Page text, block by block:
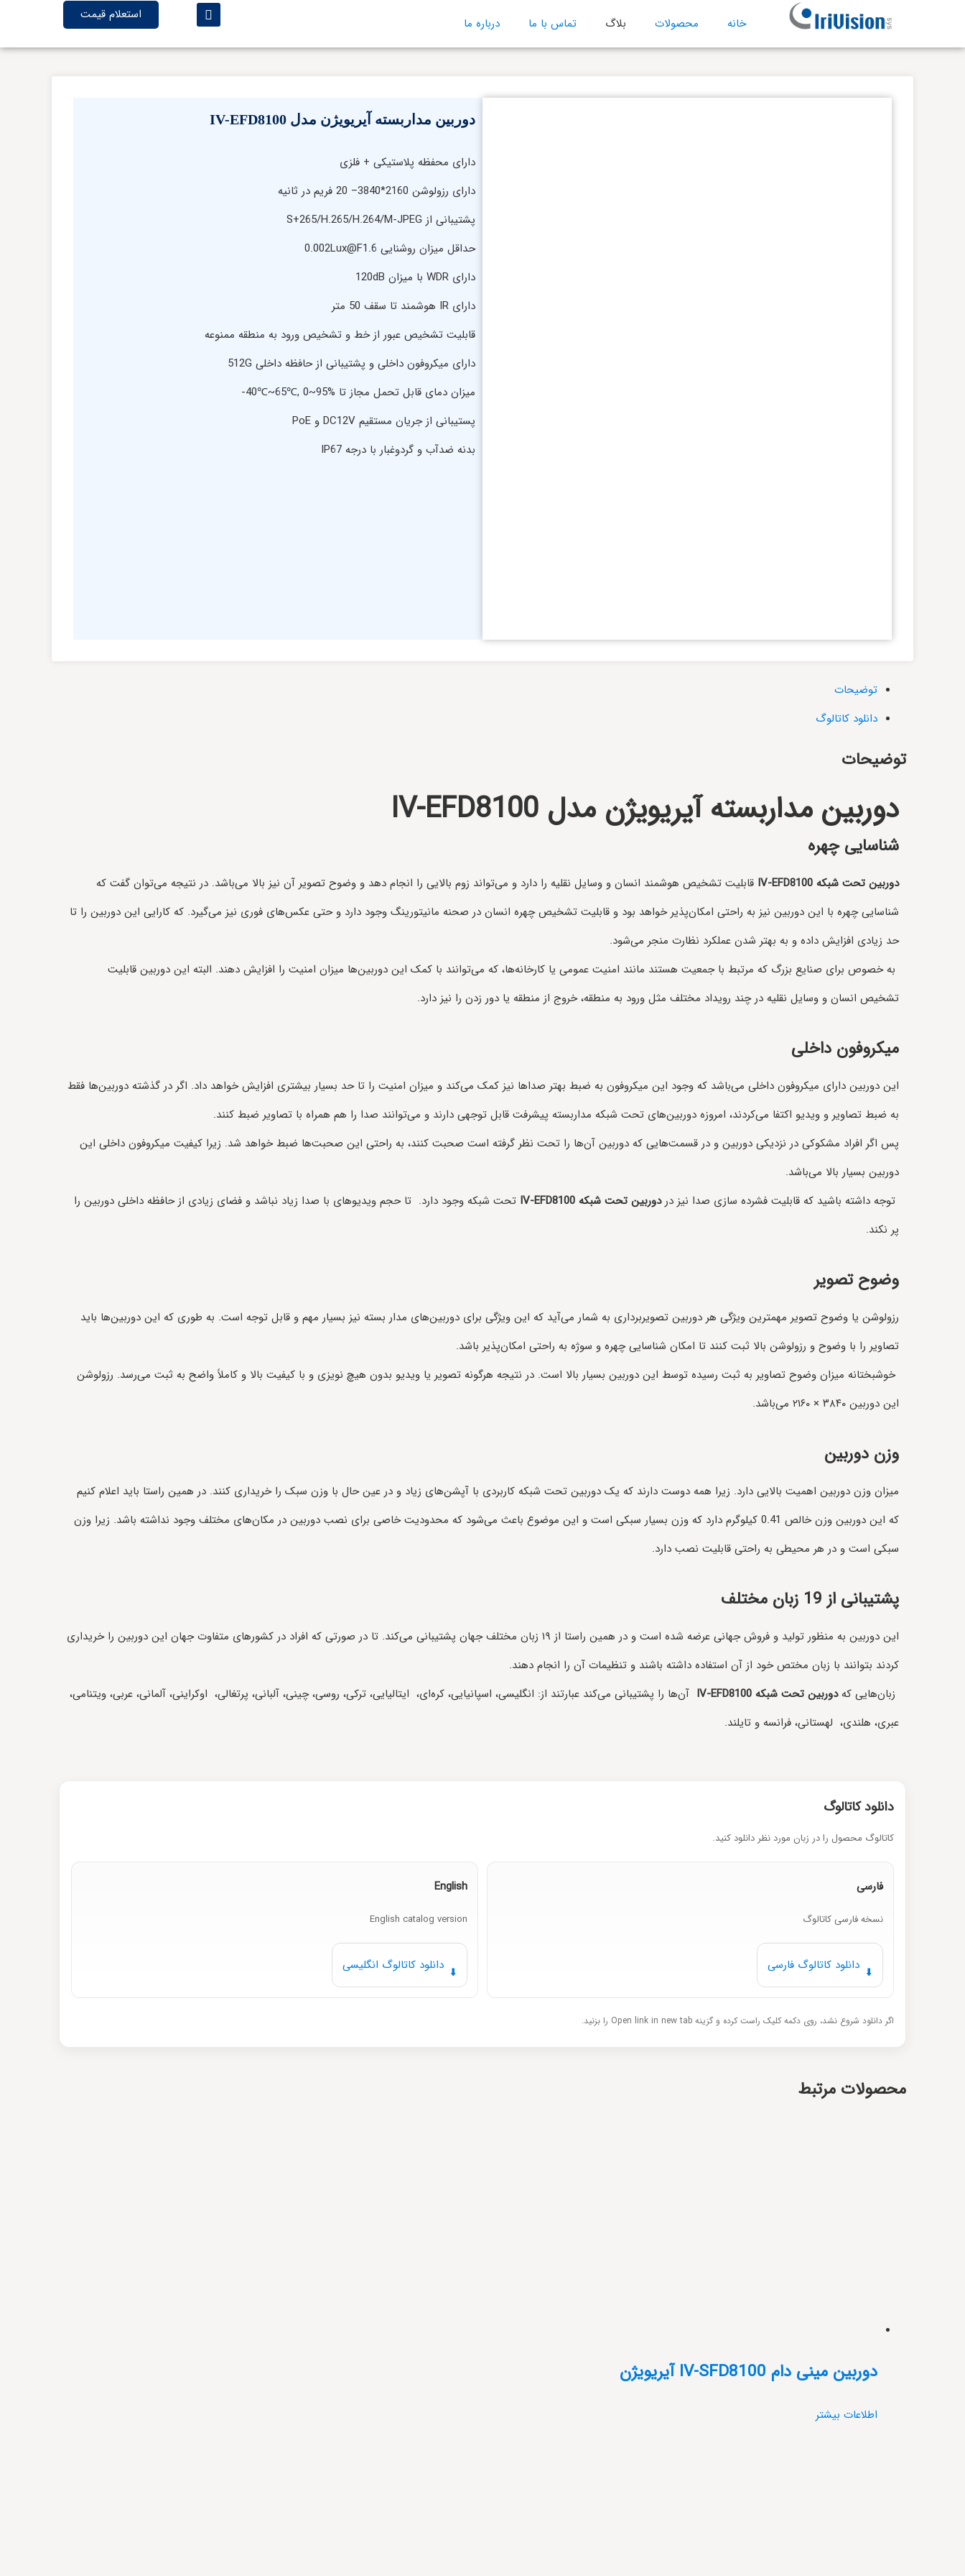
خانه محصولات بلاگ تماس با ما درباره ما
استعلام قیمت
دوربین مداربسته آیریویژن مدل IV-EFD8100
دارای محفظه پلاستیکی + فلزی
دارای رزولوشن 2160*3840– 20 فریم در ثانیه
پشتیبانی از S+265/H.265/H.264/M-JPEG
حداقل میزان روشنایی 0.002Lux@F1.6
دارای WDR با میزان 120dB
دارای IR هوشمند تا سقف 50 متر
قابلیت تشخیص عبور از خط و تشخیص ورود به منطقه ممنوعه
دارای میکروفون داخلی و پشتیبانی از حافظه داخلی 512G
-40℃~65℃, 0~95% میزان دمای قابل تحمل مجاز تا
پستیبانی از جریان مستقیم DC12V و PoE
بدنه ضدآب و گردوغبار با درجه IP67
توضیحات
دانلود کاتالوگ
توضیحات
دوربین مداربسته آیریویژن مدل IV-EFD8100
شناسایی چهره
دوربین تحت شبکه IV-EFD8100 قابلیت تشخیص هوشمند انسان و وسایل نقلیه را دارد و می‌تواند زوم بالایی را انجام دهد و وضوح تصویر آن نیز بالا می‌باشد. در نتیجه می‌توان گفت که
شناسایی چهره با این دوربین نیز به راحتی امکان‌پذیر خواهد بود و قابلیت تشخیص چهره انسان در صحنه مانیتورینگ وجود دارد و حتی عکس‌های فوری نیز می‌گیرد. که کارایی این دوربین را تا
حد زیادی افزایش داده و به بهتر شدن عملکرد نظارت منجر می‌شود.
به خصوص برای صنایع بزرگ که مرتبط با جمعیت هستند مانند امنیت عمومی یا کارخانه‌ها، که می‌توانند با کمک این دوربین‌ها میزان امنیت را افزایش دهند. البته این دوربین قابلیت
تشخیص انسان و وسایل نقلیه در چند رویداد مختلف مثل ورود به منطقه، خروج از منطقه یا دور زدن را نیز دارد.
میکروفون داخلی
این دوربین دارای میکروفون داخلی می‌باشد که وجود این میکروفون به ضبط بهتر صداها نیز کمک می‌کند و میزان امنیت را تا حد بسیار بیشتری افزایش خواهد داد. اگر در گذشته دوربین‌ها فقط
به ضبط تصاویر و ویدیو اکتفا می‌کردند، امروزه دوربین‌های تحت شبکه مداربسته پیشرفت قابل توجهی دارند و می‌توانند صدا را هم همراه با تصاویر ضبط کنند.
پس اگر افراد مشکوکی در نزدیکی دوربین و در قسمت‌هایی که دوربین آن‌ها را تحت نظر گرفته است صحبت کنند، به راحتی این صحبت‌ها ضبط خواهد شد. زیرا کیفیت میکروفون داخلی این
دوربین بسیار بالا می‌باشد.
توجه داشته باشید که قابلیت فشرده سازی صدا نیز دردوربین تحت شبکه IV-EFD8100 تحت شبکه وجود دارد. تا حجم ویدیوهای با صدا زیاد نباشد و فضای زیادی از حافظه داخلی دوربین را
پر نکند.
وضوح تصویر
رزولوشن یا وضوح تصویر مهمترین ویژگی هر دوربین تصویربرداری به شمار می‌آید که این ویژگی برای دوربین‌های مدار بسته نیز بسیار مهم و قابل توجه است. به طوری که این دوربین‌ها باید
تصاویر را با وضوح و رزولوشن بالا ثبت کنند تا امکان شناسایی چهره و سوژه به راحتی امکان‌پذیر باشد.
خوشبختانه میزان وضوح تصاویر به ثبت رسیده توسط این دوربین بسیار بالا است. در نتیجه هرگونه تصویر یا ویدیو بدون هیچ نویزی و با کیفیت بالا و کاملاً واضح به ثبت می‌رسد. رزولوشن
این دوربین ۳۸۴۰ × ۲۱۶۰ می‌باشد.
وزن دوربین
میزان وزن دوربین اهمیت بالایی دارد. زیرا همه دوست دارند که یک دوربین تحت شبکه کاربردی با آپشن‌های زیاد و در عین حال با وزن سبک را خریداری کنند. در همین راستا باید اعلام کنیم
که این دوربین وزن خالص 0.41 کیلوگرم دارد که وزن بسیار سبکی است و این موضوع باعث می‌شود که محدودیت خاصی برای نصب دوربین در مکان‌های مختلف وجود نداشته باشد. زیرا وزن
سبکی است و در هر محیطی به راحتی قابلیت نصب دارد.
پشتیبانی از 19 زبان مختلف
این دوربین به منظور تولید و فروش جهانی عرضه شده است و در همین راستا از ۱۹ زبان مختلف جهان پشتیبانی می‌کند. تا در صورتی که افراد در کشورهای متفاوت جهان این دوربین را خریداری
کردند بتوانند با زبان مختص خود از آن استفاده داشته باشند و تنظیمات آن را انجام دهند.
زبان‌هایی کهدوربین تحت شبکه IV-EFD8100 آن‌ها را پشتیبانی می‌کند عبارتند از: انگلیسی، اسپانیایی، کره‌ای، ایتالیایی، ترکی، روسی، چینی، آلبانی،‌ پرتغالی، اوکراینی، آلمانی، عربی، ویتنامی،
عبری، هلندی، لهستانی، فرانسه و تایلند.
دانلود کاتالوگ
کاتالوگ محصول را در زبان مورد نظر دانلود کنید.
فارسی
نسخه فارسی کاتالوگ
⬇️ دانلود کاتالوگ فارسی
English
English catalog version
⬇️ دانلود کاتالوگ انگلیسی
اگر دانلود شروع نشد، روی دکمه کلیک راست کرده و گزینه Open link in new tab را بزنید.
محصولات مرتبط
دوربین مینی دام IV-SFD8100 آیریویژن
اطلاعات بیشتر